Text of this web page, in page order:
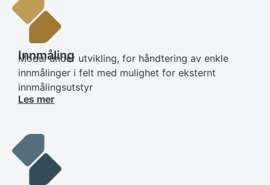
Innmåling
Modul under utvikling, for håndtering av enkle
innmålinger i felt med mulighet for eksternt
innmålingsutstyr
Les mer